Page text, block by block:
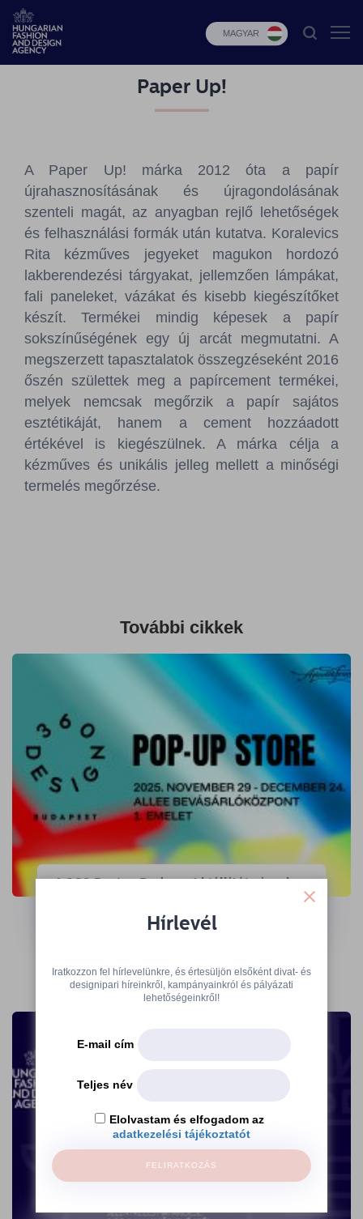
MAGYAR
Design
programok
Budapest
Select
Hírek
Pályázatok
Sajtószoba
Kapcsolat
Paper Up!
A Paper Up! márka 2012 óta a papír
újrahasznosításának és újragondolásának
szenteli magát, az anyagban rejlő lehetőségek
és felhasználási formák után kutatva. Koralevics
Rita kézműves jegyeket magukon hordozó
lakberendezési tárgyakat, jellemzően lámpákat,
fali paneleket, vázákat és kisebb kiegészítőket
készít. Termékei mindig képesek a papír
sokszínűségének egy új arcát megmutatni. A
megszerzett tapasztalatok összegzéseként 2016
őszén születtek meg a papírcement termékei,
melyek nemcsak megőrzik a papír sajátos
esztétikáját, hanem a cement hozzáadott
értékével is kiegészülnek. A márka célja a
kézműves és unikális jelleg mellett a minőségi
termelés megőrzése.
További cikkek
A 360 Design Budapest kiállítói várnak
Hírlevél
Iratkozzon fel hírlevelünkre, és értesüljön elsőként divat- és
designipari híreinkről, kampányainkról és pályázati
lehetőségeinkről!
E-mail cím
Teljes név
Elolvastam és elfogadom az
adatkezelési tájékoztatót
FELIRATKOZÁS